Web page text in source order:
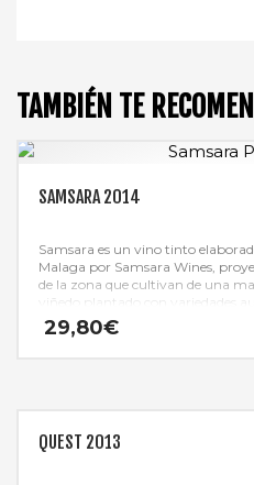
TAMBIÉN TE
SAMSARA 2014
Samsara es un vino tinto
Malaga por Samsara Wines,
de la zona que cultivan de una
viñedo plantado con variedades
29,80€
QUEST 2013